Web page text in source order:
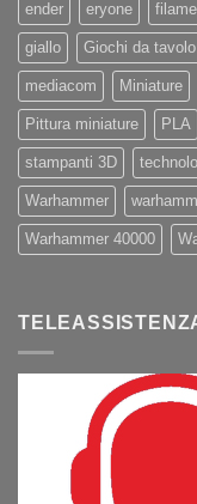
ender eryone
giallo Giochi da tavolo
mediacom Miniature
Pittura miniature PLA
stampanti 3D
Warhammer
Warhammer 40000